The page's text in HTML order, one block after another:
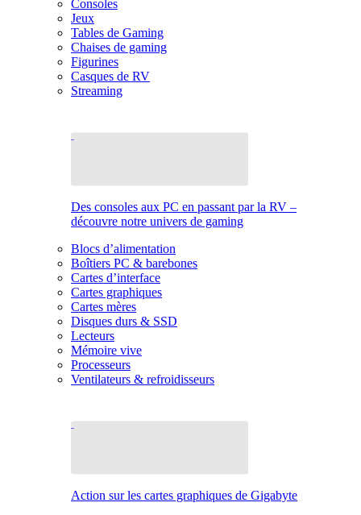
Consoles
Jeux
Tables de Gaming
Chaises de gaming
Figurines
Casques de RV
Streaming
Des consoles aux PC en passant par la RV –
découvre notre univers de gaming
Blocs d’alimentation
Boîtiers PC & barebones
Cartes d’interface
Cartes graphiques
Cartes mères
Disques durs & SSD
Lecteurs
Mémoire vive
Processeurs
Ventilateurs & refroidisseurs
Action sur les cartes graphiques de Gigabyte